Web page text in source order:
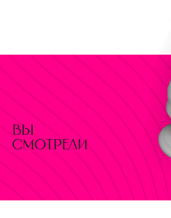
вы
смотрели